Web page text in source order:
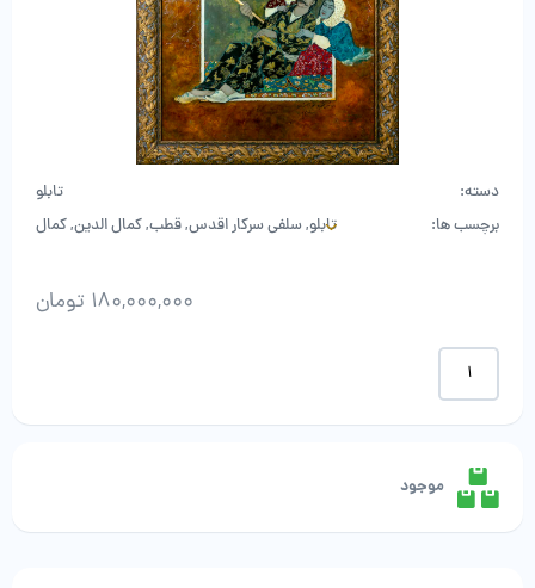
دسته:
تابلو
برچسب ها:
تابلو,سلفی سرکار اقدس,قطب,کمال الدین,کمال
180,000,000 تومان
کمال
الدین
قطب
سرکار
اقدس
عدد
موجود